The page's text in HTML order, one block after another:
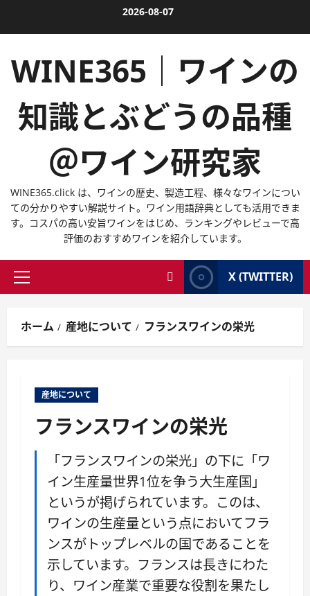
2026-08-07
WINE365｜ワインの
知識とぶどうの品種
＠ワイン研究家
WINE365.click は、ワインの歴史、製造工程、様々なワインについ
ての分かりやすい解説サイト。ワイン用語辞典としても活用できま
す。コスパの高い安旨ワインをはじめ、ランキングやレビューで高
評価のおすすめワインを紹介しています。
メ
メ
ニ
X (TWITTER)
ホーム 産地について フランスワインの栄光
産地について
フランスワインの栄光
「フランスワインの栄光」の下に「ワ
イン生産量世界1位を争う大生産国」
というが掲げられています。このは、
ワインの生産量という点においてフラ
ンスがトップレベルの国であることを
示しています。フランスは長きにわた
り、ワイン産業で重要な役割を果たし